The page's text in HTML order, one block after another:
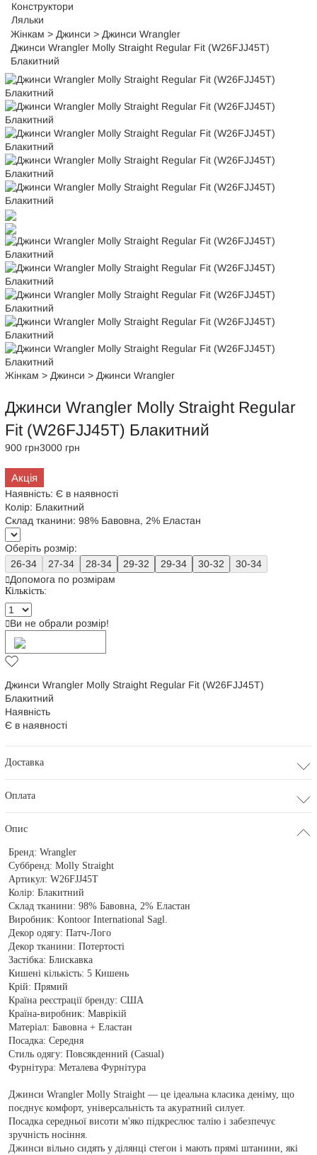
Конструктори
Ляльки
Жінкам > Джинси > Джинси Wrangler
Джинси Wrangler Molly Straight Regular Fit (W26FJJ45T)
Блакитний
Жінкам >Джинси >Джинси Wrangler
Джинси Wrangler Molly Straight Regular
Fit (W26FJJ45T) Блакитний
900 грн3000 грн
Акція
Наявність:Є в наявності
Колір: Блакитний
Склад тканини:98% Бавовна, 2% Еластан
Оберіть розмір:
26-34
27-34 28-34 29-32 29-34 30-32
30-34
Допомога по розмірам
Кількість:
Ви не обрали розмір!
Джинси Wrangler Molly Straight Regular Fit (W26FJJ45T)
Блакитний
Наявність
Є в наявності
Доставка
Оплата
Опис
Бренд:Wrangler
Суббренд:Molly Straight
Артикул:W26FJJ45T
Колір:Блакитний
Склад тканини:98% Бавовна, 2% Еластан
Виробник:Kontoor International Sagl.
Декор одягу:Патч-Лого
Декор тканини:Потертості
Застібка:Блискавка
Кишені кількість:5 Кишень
Крій:Прямий
Країна реєстрації бренду:США
Країна-виробник:Маврікій
Матеріал:Бавовна + Еластан
Посадка:Середня
Стиль одягу:Повсякденний (Casual)
Фурнітура:Металева Фурнітура
Джинси Wrangler Molly Straight — це ідеальна класика деніму, що
поєднує комфорт, універсальність та акуратний силует.
Посадка середньої висоти м'яко підкреслює талію і забезпечує
зручність носіння.
Джинси вільно сидять у ділянці стегон і мають прямі штанини, які